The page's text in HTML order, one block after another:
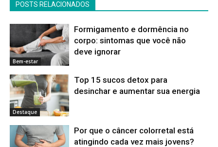
POSTS RELACIONADOS
Bem-estar
Formigamento e dormência no
corpo: sintomas que você não
deve ignorar
Destaque
Top 15 sucos detox para
desinchar e aumentar sua energia
Por que o câncer colorretal está
atingindo cada vez mais jovens?